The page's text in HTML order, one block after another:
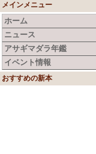
メインメニュー
ホーム
ニュース
アサギマダラ年鑑
イベント情報
おすすめの新本